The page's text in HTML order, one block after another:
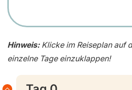
Hinweis: Klicke im Reiseplan auf
einzelne Tage einzuklappen!